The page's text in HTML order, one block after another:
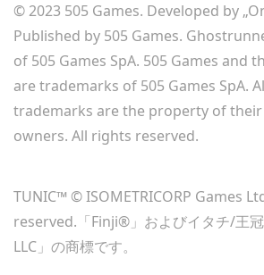
© 2023 505 Games. Developed by
Published by 505 Games.
of 505 Games SpA. 505 Games and
are trademarks of 505 Games SpA.
trademarks are the property of their
owners. All rights reserved.
TUNIC™ © ISOMETRICORP Games
reserved.「Finji®」およびイタチ/王
LLC」の商標です。